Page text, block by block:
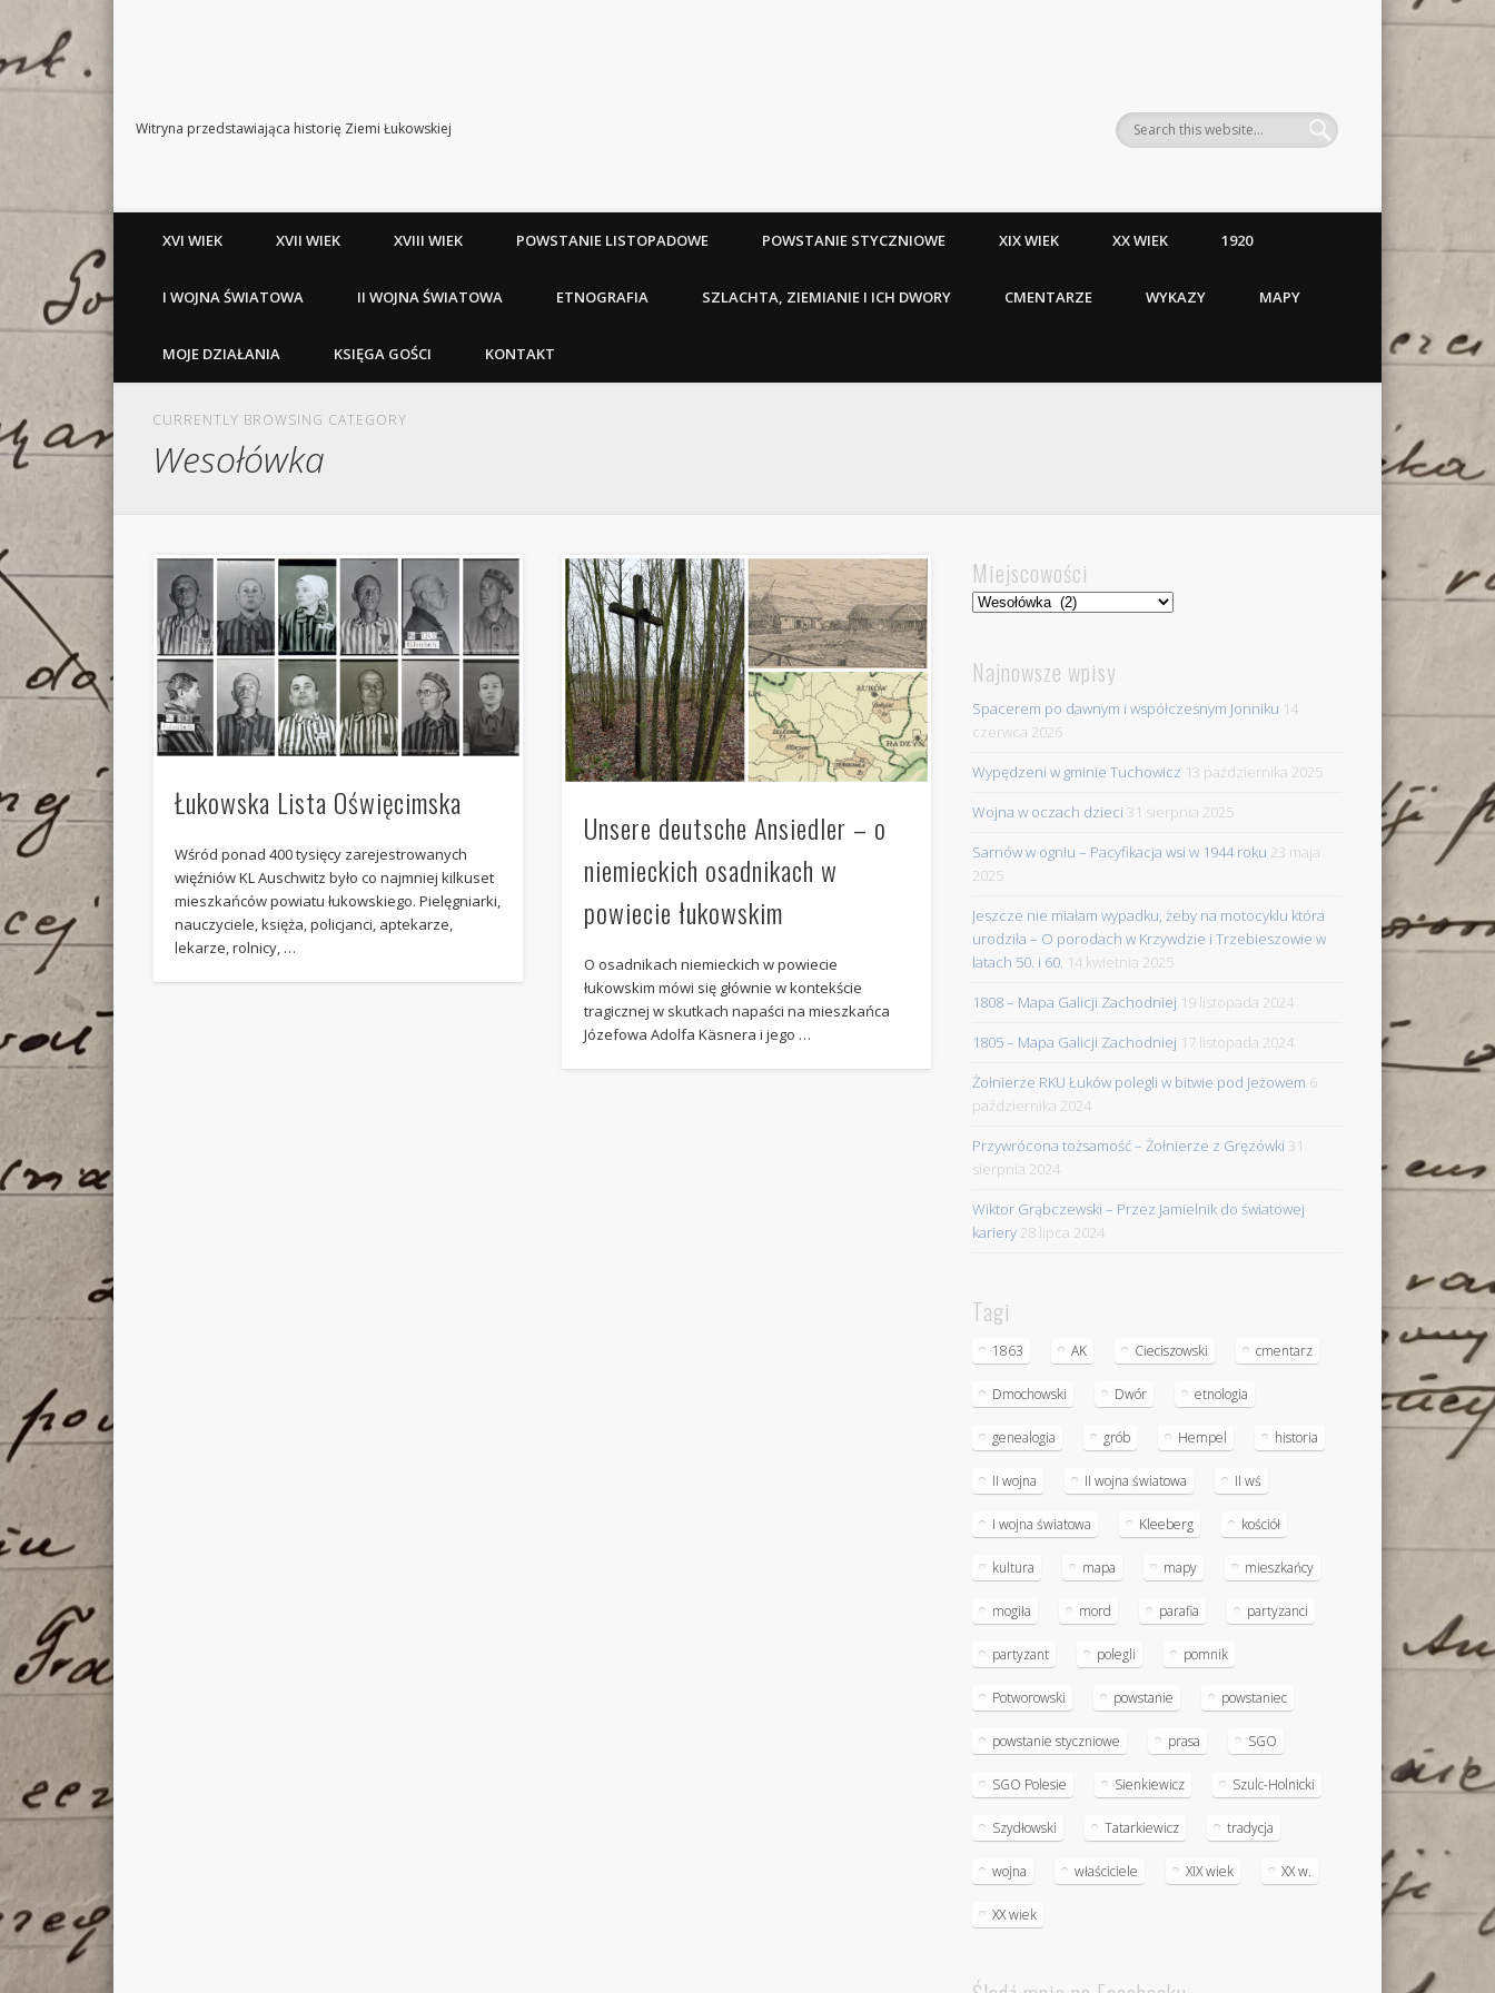
Witryna przedstawiająca historię Ziemi Łukowskiej
XVI WIEK XVII WIEK XVIII WIEK POWSTANIE LISTOPADOWE POWSTANIE STYCZNIOWE XIX WIEK XX WIEK 1920
I WOJNA ŚWIATOWA II WOJNA ŚWIATOWA ETNOGRAFIA SZLACHTA, ZIEMIANIE I ICH DWORY CMENTARZE WYKAZY MAPY
MOJE DZIAŁANIA KSIĘGA GOŚCI KONTAKT
CURRENTLY BROWSING CATEGORY
Wesołówka
Łukowska Lista Oświęcimska
Wśród ponad 400 tysięcy zarejestrowanych
więźniów KL Auschwitz było co najmniej kilkuset
mieszkańców powiatu łukowskiego. Pielęgniarki,
nauczyciele, księża, policjanci, aptekarze,
lekarze, rolnicy, …
Unsere deutsche Ansiedler – o
niemieckich osadnikach w
powiecie łukowskim
O osadnikach niemieckich w powiecie
łukowskim mówi się głównie w kontekście
tragicznej w skutkach napaści na mieszkańca
Józefowa Adolfa Käsnera i jego …
Miejscowości
Miejscowości
Najnowsze wpisy
Spacerem po dawnym i współczesnym Jonniku 14
czerwca 2026
Wypędzeni w gminie Tuchowicz 13 października 2025
Wojna w oczach dzieci 31 sierpnia 2025
Sarnów w ogniu – Pacyfikacja wsi w 1944 roku 23 maja
2025
Jeszcze nie miałam wypadku, żeby na motocyklu która
urodziła – O porodach w Krzywdzie i Trzebieszowie w
latach 50. i 60. 14 kwietnia 2025
1808 – Mapa Galicji Zachodniej 19 listopada 2024
1805 – Mapa Galicji Zachodniej 17 listopada 2024
Żołnierze RKU Łuków polegli w bitwie pod Jeżowem 6
października 2024
Przywrócona tożsamość – Żołnierze z Gręzówki 31
sierpnia 2024
Wiktor Grąbczewski – Przez Jamielnik do światowej
kariery 28 lipca 2024
Tagi
1863 AK Cieciszowski cmentarz
Dmochowski Dwór etnologia
genealogia grób Hempel historia
II wojna II wojna światowa II wś
I wojna światowa Kleeberg kościół
kultura mapa mapy mieszkańcy
mogiła mord parafia partyzanci
partyzant polegli pomnik
Potworowski powstanie powstaniec
powstanie styczniowe prasa SGO
SGO Polesie Sienkiewicz Szulc-Holnicki
Szydłowski Tatarkiewicz tradycja
wojna właściciele XIX wiek XX w.
XX wiek